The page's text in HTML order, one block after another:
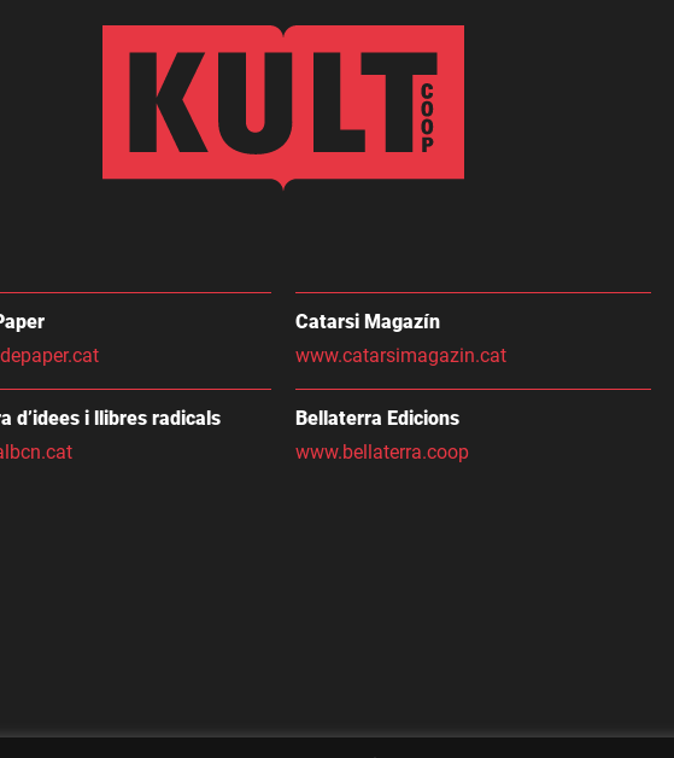
d’idees i llibres radicals
Catarsi Magazín
www.catarsimagazin.cat
Bellaterra Edicions
www.bellaterra.coop